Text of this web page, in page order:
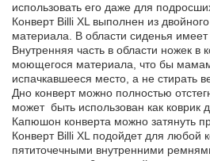
использовать его даже для
Конверт Billi XL выполнен из
материала. В области сиденья
Внутренняя часть в области ножек в
моющегося материала, что бы
испачкавшееся место, а не стирать
Дно конверт можно полностью
может быть использован как коврик
Капюшон конверта можно затянуть
Конверт Billi XL подойдет для любой
пятиточечными внутренними